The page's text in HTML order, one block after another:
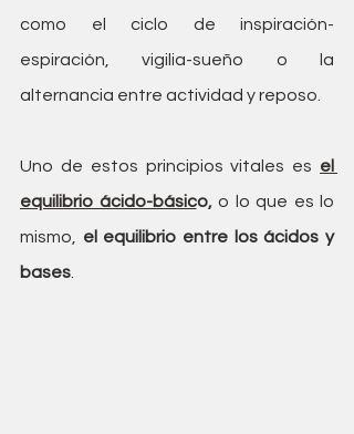
como el ciclo de inspiración-
espiración, vigilia-sueño o la
alternancia entre actividad y reposo.
Uno de estos principios vitales es el
equilibrio ácido-básico, o lo que es lo
mismo, el equilibrio entre los ácidos y
bases.